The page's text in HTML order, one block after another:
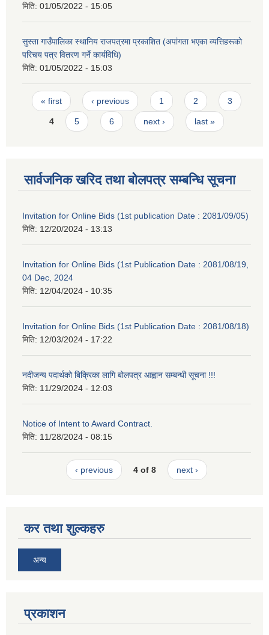
मिति: 01/05/2022 - 15:05
सुस्ता गाउँपालिका स्थानिय राजपत्रमा प्रकाशित (अपांगता भएका व्यत्तिहरूकाे
परिचय पत्र वितरण गर्ने कार्यविधि)
मिति: 01/05/2022 - 15:03
Pages
« first ‹ previous 1 2 3
4 5 6 next › last »
सार्वजनिक खरिद तथा बोलपत्र सम्बन्धि सूचना
Invitation for Online Bids (1st publication Date : 2081/09/05)
मिति: 12/20/2024 - 13:13
Invitation for Online Bids (1st Publication Date : 2081/08/19,
04 Dec, 2024
मिति: 12/04/2024 - 10:35
Invitation for Online Bids (1st Publication Date : 2081/08/18)
मिति: 12/03/2024 - 17:22
नदीजन्य पदार्थको बिक्रिका लागि बोलपत्र आह्वान सम्बन्धी सूचना !!!
मिति: 11/29/2024 - 12:03
Notice of Intent to Award Contract.
मिति: 11/28/2024 - 08:15
‹ previous 4 of 8 next ›
कर तथा शुल्कहरु
अन्य
प्रकाशन